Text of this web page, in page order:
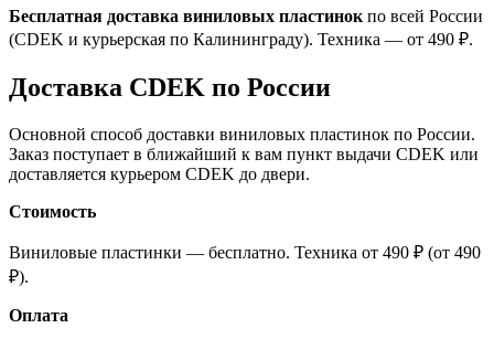
Бесплатная доставка виниловых пластинок по всей России
(CDEK и курьерская по Калининграду). Техника — от 490 ₽.
Доставка CDEK по России
Основной способ доставки виниловых пластинок по России.
Заказ поступает в ближайший к вам пункт выдачи CDEK или
доставляется курьером CDEK до двери.
Стоимость
Виниловые пластинки — бесплатно. Техника от 490 ₽ (от 490
₽).
Оплата